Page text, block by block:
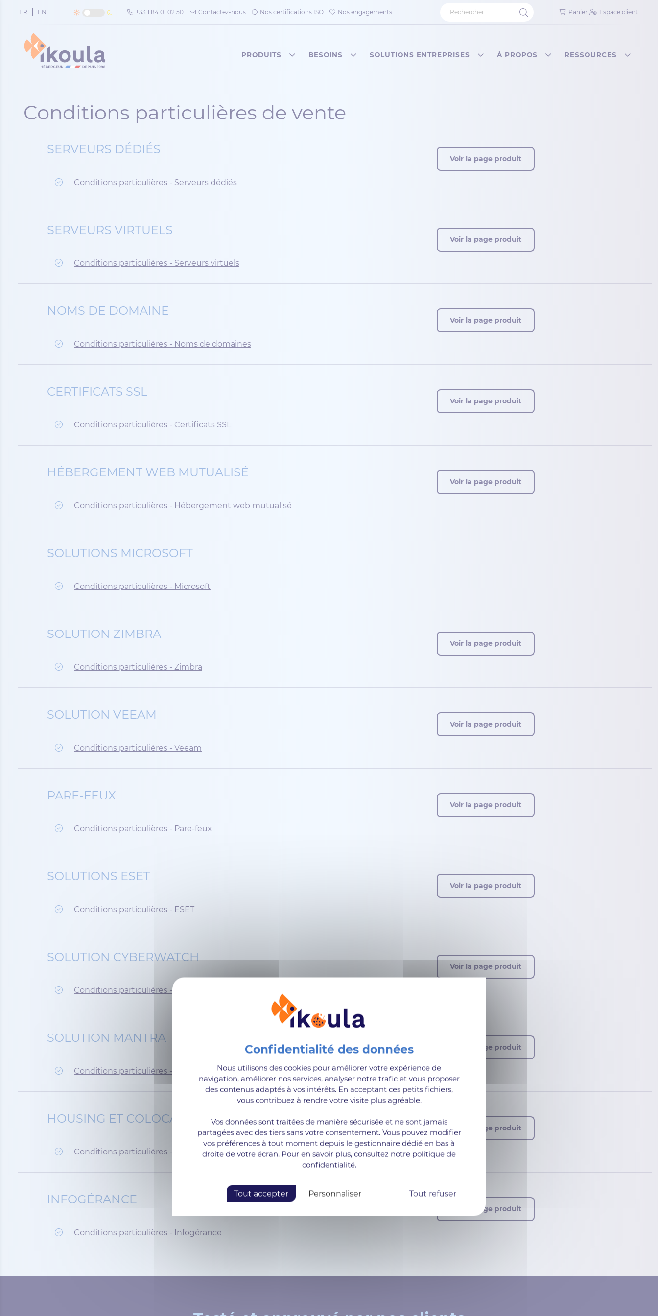
FR EN +33 1 84 01 02 50 Contactez-nous Nos certifications ISO Nos engagements Panier Espace client
PRODUITS BESOINS SOLUTIONS ENTREPRISES À PROPOS RESSOURCES
Conditions particulières de vente
SERVEURS DÉDIÉS
Conditions particulières - Serveurs dédiés
Voir la page produit
SERVEURS VIRTUELS
Conditions particulières - Serveurs virtuels
Voir la page produit
NOMS DE DOMAINE
Conditions particulières - Noms de domaines
Voir la page produit
CERTIFICATS SSL
Conditions particulières - Certificats SSL
Voir la page produit
HÉBERGEMENT WEB MUTUALISÉ
Conditions particulières - Hébergement web mutualisé
Voir la page produit
SOLUTIONS MICROSOFT
Conditions particulières - Microsoft
SOLUTION ZIMBRA
Conditions particulières - Zimbra
Voir la page produit
SOLUTION VEEAM
Conditions particulières - Veeam
Voir la page produit
PARE-FEUX
Conditions particulières - Pare-feux
Voir la page produit
SOLUTIONS ESET
Conditions particulières - ESET
Voir la page produit
SOLUTION CYBERWATCH
Conditions particulières - Cyberwatch
Voir la page produit
SOLUTION MANTRA
Conditions particulières - Mantra
Voir la page produit
HOUSING ET COLOCATION
Conditions particulières - Housing & colocation
Voir la page produit
INFOGÉRANCE
Conditions particulières - Infogérance
Voir la page produit
Nous utilisons des cookies pour améliorer votre expérience de
navigation, améliorer nos services, analyser notre trafic et vous proposer
des contenus adaptés à vos intérêts. En acceptant ces petits fichiers,
vous contribuez à rendre votre visite plus agréable.
Vos données sont traitées de manière sécurisée et ne sont jamais
partagées avec des tiers sans votre consentement. Vous pouvez modifier
vos préférences à tout moment depuis le gestionnaire dédié en bas à
droite de votre écran. Pour en savoir plus, consultez notre politique de
confidentialité.
Tout accepter Tout refuser
Personnaliser